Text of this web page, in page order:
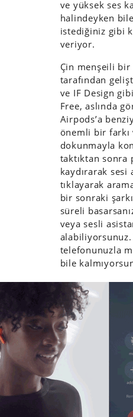
ve yüksek ses
halindeyken bile
istediğiniz gibi
veriyor.
Çin menşeili
tarafından
ve IF Design
Free, aslında
Airpods’a
önemli bir farkı
dokunmayla
taktıktan sonra
kaydırarak sesi
tıklayarak
bir sonraki
süreli
veya sesli
alabiliyorsunuz.
telefonunuzla
bile